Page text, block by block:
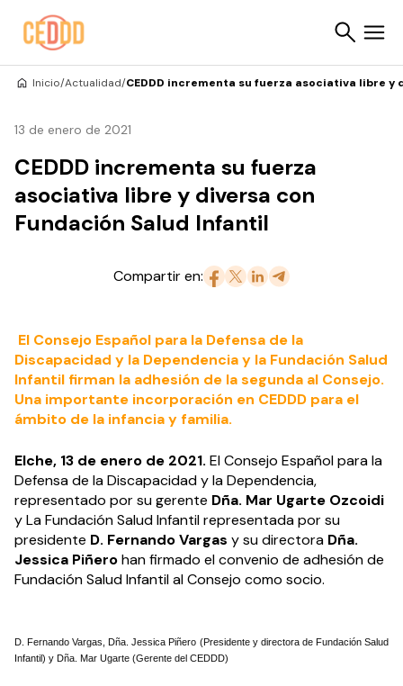
Inicio/Actualidad/CEDDD incrementa su fuerza asociativa libre
13 de enero de 2021
CEDDD incrementa su fuerza
asociativa libre y diversa con
Fundación Salud Infantil
Compartir en:
El Consejo Español para la Defensa de la
Discapacidad y la Dependencia y la Fundación Salud
Infantil firman la adhesión de la segunda al Consejo.
Una importante incorporación en CEDDD para el
ámbito de la infancia y familia.
Elche, 13 de enero de 2021. El Consejo Español para la
Defensa de la Discapacidad y la Dependencia,
representado por su gerente Dña. Mar Ugarte Ozcoidi
y La Fundación Salud Infantil representada por su
presidente D. Fernando Vargas y su directora Dña.
Jessica Piñerohan firmado el convenio de adhesión de
Fundación Salud Infantil al Consejo como socio.
D. Fernando Vargas, Dña. Jessica Piñero (Presidente y directora de Fundación Salud
Infantil) y Dña. Mar Ugarte (Gerente del CEDDD)